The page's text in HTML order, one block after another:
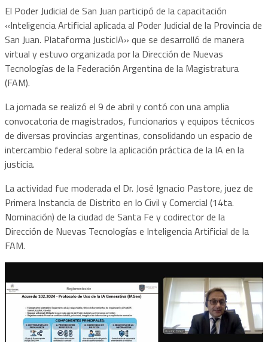
El Poder Judicial de San Juan participó de la capacitación
«Inteligencia Artificial aplicada al Poder Judicial de la Provincia de
San Juan. Plataforma JusticIA» que se desarrolló de manera
virtual y estuvo organizada por la Dirección de Nuevas
Tecnologías de la Federación Argentina de la Magistratura
(FAM).
La jornada se realizó el 9 de abril y contó con una amplia
convocatoria de magistrados, funcionarios y equipos técnicos
de diversas provincias argentinas, consolidando un espacio de
intercambio federal sobre la aplicación práctica de la IA en la
justicia.
La actividad fue moderada el Dr. José Ignacio Pastore, juez de
Primera Instancia de Distrito en lo Civil y Comercial (14ta.
Nominación) de la ciudad de Santa Fe y codirector de la
Dirección de Nuevas Tecnologías e Inteligencia Artificial de la
FAM.